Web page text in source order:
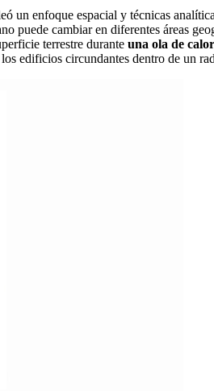
un enfoque espacial y técnicas
puede cambiar en diferentes áreas
terrestre durante una ola de
edificios circundantes dentro de un